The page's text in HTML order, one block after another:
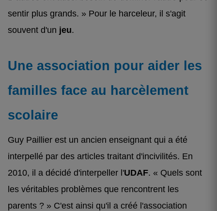
sentir plus grands. » Pour le harceleur, il s'agit
souvent d'un jeu.
Une association pour aider les
familles face au harcèlement
scolaire
Guy Paillier est un ancien enseignant qui a été
interpellé par des articles traitant d'incivilités. En
2010, il a décidé d'interpeller l'UDAF. « Quels sont
les véritables problèmes que rencontrent les
parents ? » C'est ainsi qu'il a créé l'association